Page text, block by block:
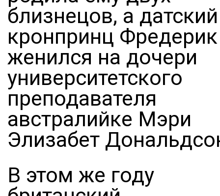
близнецов, а датский
кронпринц Фредерик
женился на дочери
университетского
преподавателя
австралийке Мэри
Элизабет
В этом же году